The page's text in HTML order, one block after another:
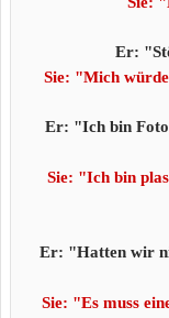
Er:
Sie: "Mich
Er: "Ich bin
Sie: "Ich bin
Er: "Hatten wir
Sie: "Es muss